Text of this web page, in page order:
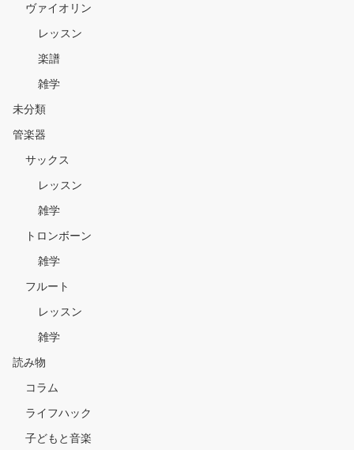
ヴァイオリン
レッスン
楽譜
雑学
未分類
管楽器
サックス
レッスン
雑学
トロンボーン
雑学
フルート
レッスン
雑学
読み物
コラム
ライフハック
子どもと音楽